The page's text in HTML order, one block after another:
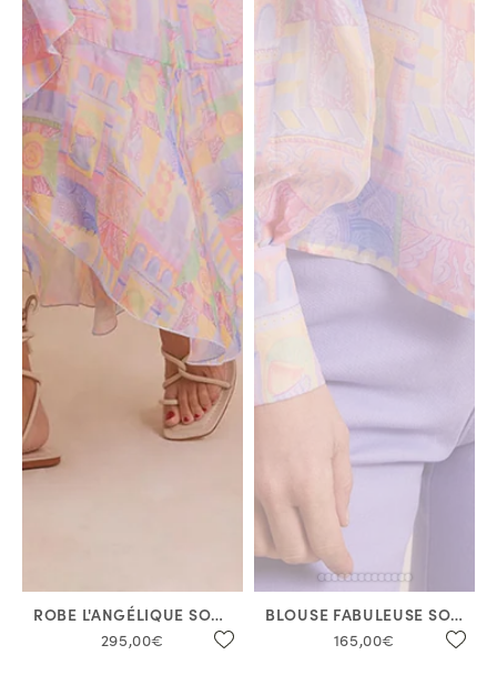
ROBE L'ANGÉLIQUE SONGES D'ALICE
295,00€
BLOUSE FABULEUSE SONGES D'ALICE
165,00€